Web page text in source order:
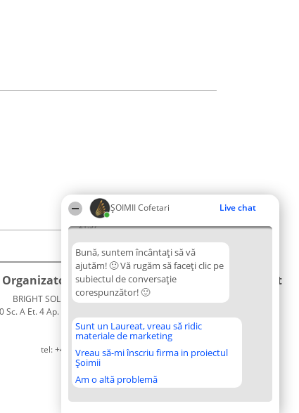
ȘOIMII Cofetari Live chat
21:57
Bună, suntem încântați să vă
ajutăm! 🙂 Vă rugăm să faceți clic pe
subiectul de conversație
corespunzător! 🙂
Sunt un Laureat, vreau să ridic
materiale de marketing
Vreau să-mi înscriu firma in proiectul
Șoimii
Am o altă problemă
Organizator Ranking
BRIGHT SOLUTIONS BR SRL
A Et. 4 Ap. 13 Cod 061952
București
CUI 36737675
tel: +40 770 990 492
Plebiscyt
Tuturor
Laureaților
Reguli
confidențialitate
Contact